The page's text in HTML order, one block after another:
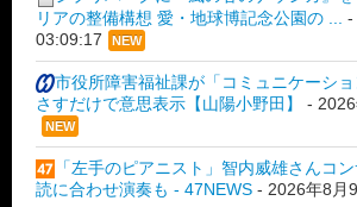
リアの整備構想 愛・地球博記念公園の ...
-
03:09:17
NEW
市役所障害福祉課が「コミュニケーシ
さすだけで意思表示【山陽小野田】
-
NEW
「左手のピアニスト」智内威雄さんコ
読に合わせ演奏も - 47NEWS - 2026年8月